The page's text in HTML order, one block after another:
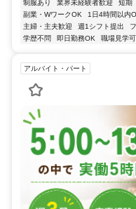
制服あり 業界未経験者歓迎 短期
副業・WワークOK
1日4時間以内
主婦・主夫歓迎
週1シフト提出
学歴不問
即日勤務OK 職場見学可
アルバイト・パート